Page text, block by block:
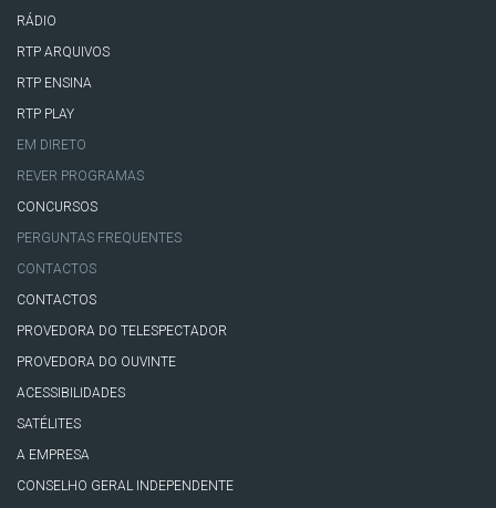
RÁDIO
RTP ARQUIVOS
RTP ENSINA
RTP PLAY
EM DIRETO
REVER PROGRAMAS
CONCURSOS
PERGUNTAS FREQUENTES
CONTACTOS
CONTACTOS
PROVEDORA DO TELESPECTADOR
PROVEDORA DO OUVINTE
ACESSIBILIDADES
SATÉLITES
A EMPRESA
CONSELHO GERAL INDEPENDENTE